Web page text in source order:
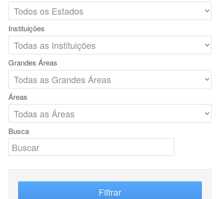
Instituições
Grandes Áreas
Áreas
Busca
Filtrar